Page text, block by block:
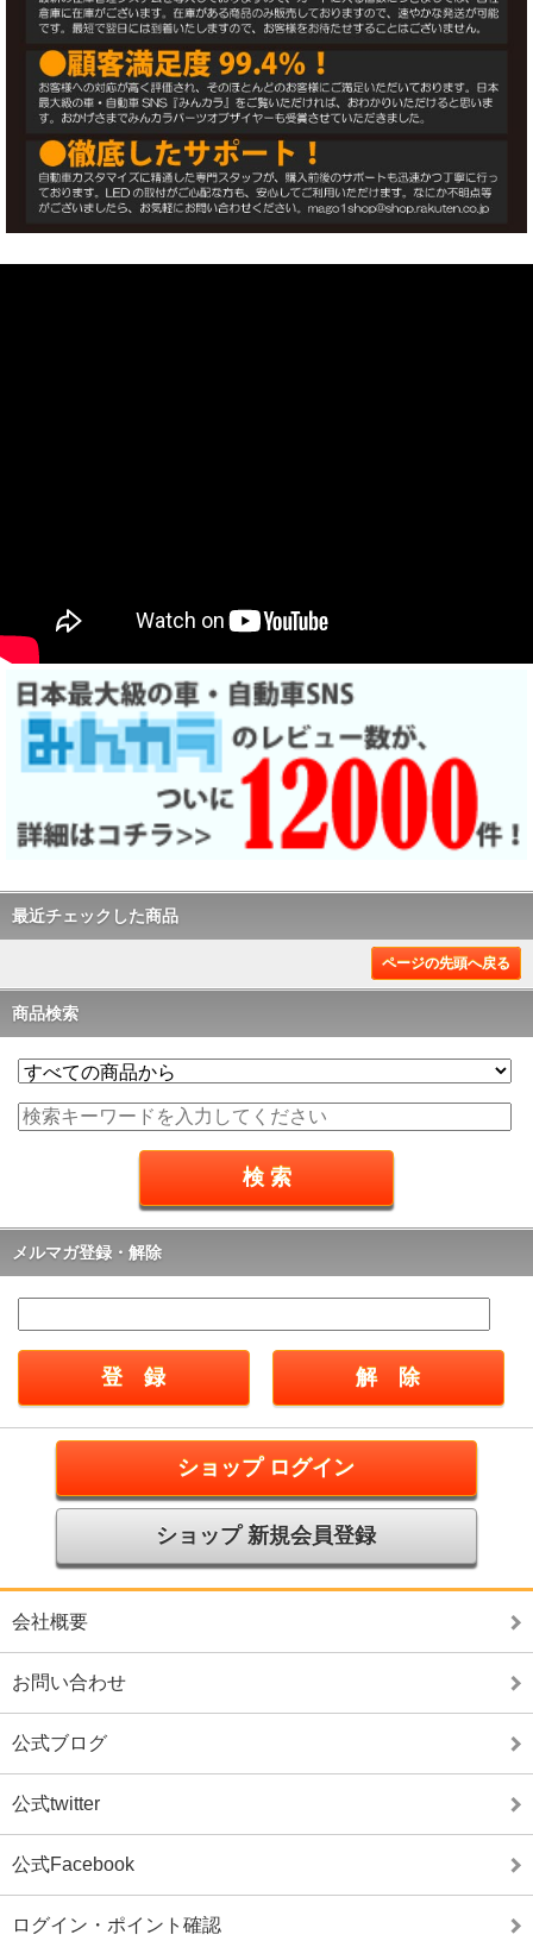
最近チェックした商品
ページの先頭へ戻る
商品検索
メルマガ登録・解除
ショップ ログイン
ショップ 新規会員登録
会社概要
お問い合わせ
公式ブログ
公式twitter
公式Facebook
ログイン・ポイント確認